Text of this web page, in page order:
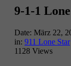
9-1-1
Date: März 22,
in: 911 Lone Star
1128 Views